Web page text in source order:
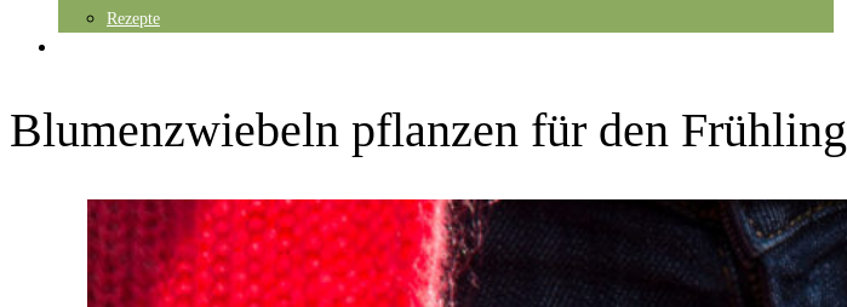
Rezepte
Blumenzwiebeln pflanzen für den Frühling